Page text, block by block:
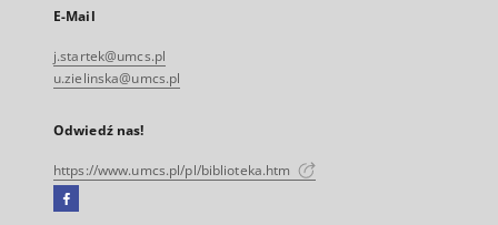
E-Mail
j.startek@umcs.pl
u.zielinska@umcs.pl
Odwiedź nas!
https://www.umcs.pl/pl/biblioteka.htm
Facebook